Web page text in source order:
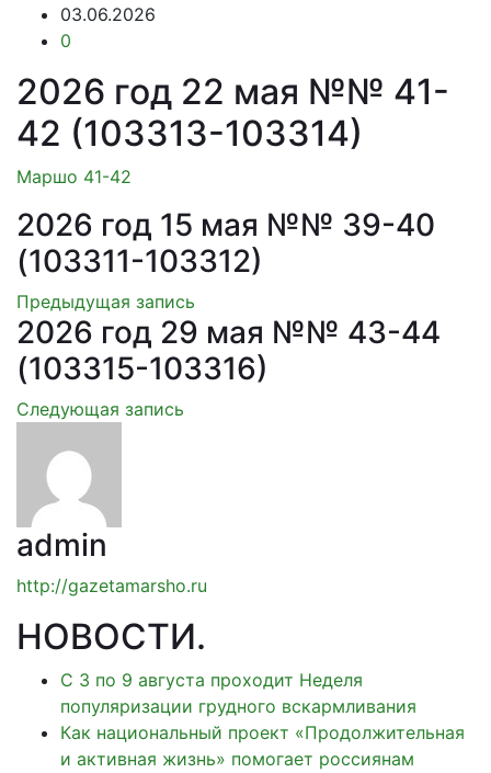
03.06.2026
0
2026 год 22 мая №№ 41-
42 (103313-103314)
Маршо 41-42
2026 год 15 мая №№ 39-40
(103311-103312)
Предыдущая запись
2026 год 29 мая №№ 43-44
(103315-103316)
Следующая запись
admin
http://gazetamarsho.ru
НОВОСТИ.
С 3 по 9 августа проходит Неделя
популяризации грудного вскармливания
Как национальный проект «Продолжительная
и активная жизнь» помогает россиянам